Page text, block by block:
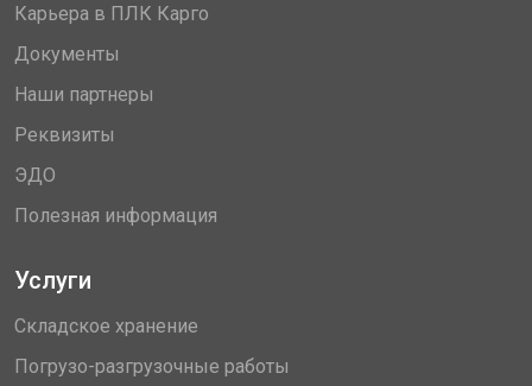
Карьера в ПЛК Карго
Документы
Наши партнеры
Реквизиты
ЭДО
Полезная информация
Услуги
Складское хранение
Погрузо-разгрузочные работы